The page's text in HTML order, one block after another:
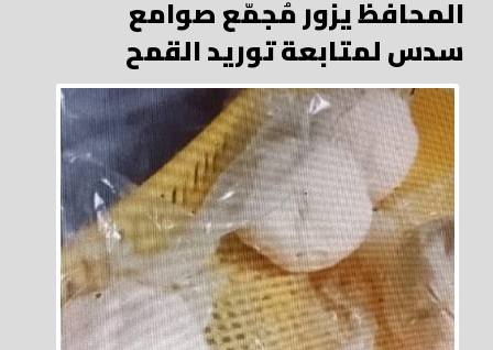
المحافظ يزور مُجمّع صوامع
سدس لمتابعة توريد القمح